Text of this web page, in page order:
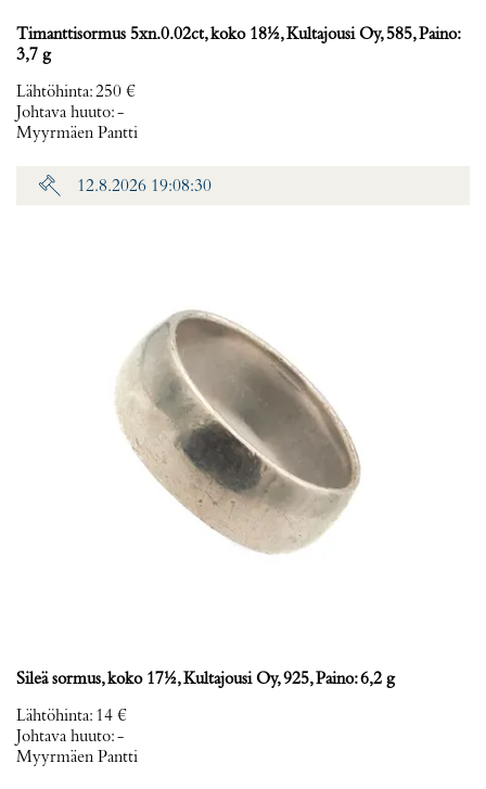
Timanttisormus 5xn.0.02ct, koko 18½, Kultajousi Oy, 585, Paino:
3,7 g
Lähtöhinta:250 €
Johtava huuto:-
Myyrmäen Pantti
12.8.2026 19:08:30
Sileä sormus, koko 17½, Kultajousi Oy, 925, Paino: 6,2 g
Lähtöhinta: 14 €
Johtava huuto:-
Myyrmäen Pantti